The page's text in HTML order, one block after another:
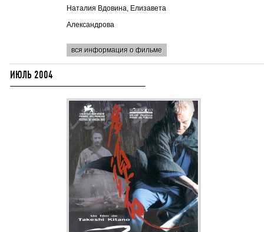
Наталия Вдовина, Елизавета
Александрова
вся информация о фильме
ИЮЛЬ 2004